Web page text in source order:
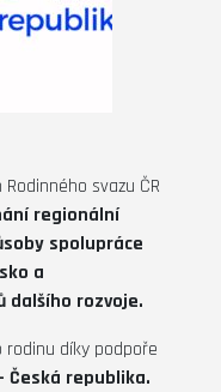
svazu ČR
regionální
spolupráce
a
dalšího rozvoje.
díky podpoře
Česká republika.